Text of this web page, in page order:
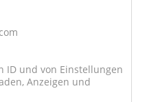
ID und von Einstellungen
Anzeigen und